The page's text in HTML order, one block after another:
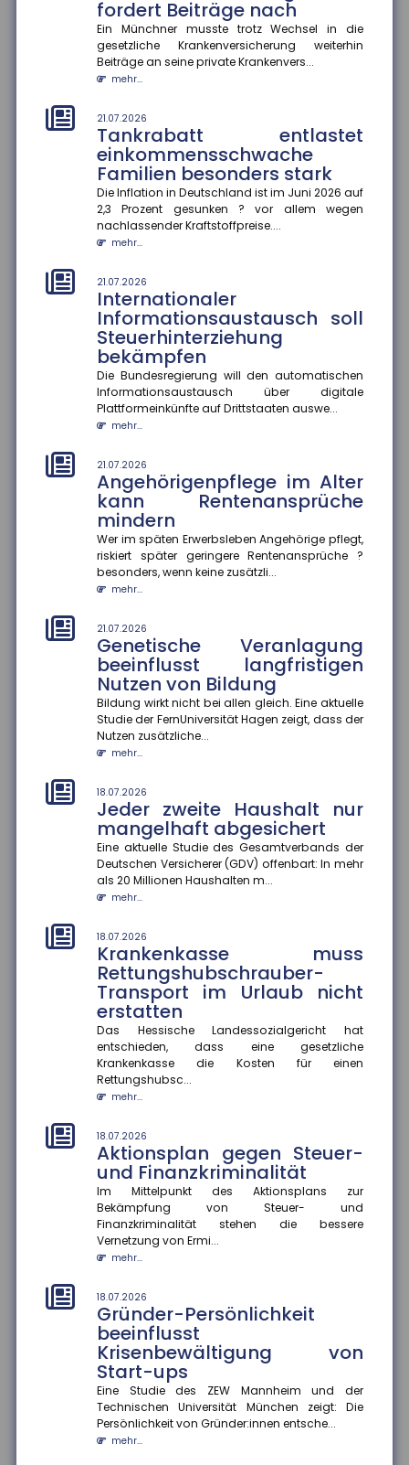
fordert Beiträge nach
Ein Münchner musste trotz Wechsel in die
gesetzliche Krankenversicherung weiterhin
Beiträge an seine private Krankenvers...
mehr...
21.07.2026
Tankrabatt entlastet
einkommensschwache
Familien besonders stark
Die Inflation in Deutschland ist im Juni 2026 auf
2,3 Prozent gesunken ? vor allem wegen
nachlassender Kraftstoffpreise....
mehr...
21.07.2026
Internationaler
Informationsaustausch soll
Steuerhinterziehung
bekämpfen
Die Bundesregierung will den automatischen
Informationsaustausch über digitale
Plattformeinkünfte auf Drittstaaten auswe...
mehr...
21.07.2026
Angehörigenpflege im Alter
kann Rentenansprüche
mindern
Wer im späten Erwerbsleben Angehörige pflegt,
riskiert später geringere Rentenansprüche ?
besonders, wenn keine zusätzli...
mehr...
21.07.2026
Genetische Veranlagung
beeinflusst langfristigen
Nutzen von Bildung
Bildung wirkt nicht bei allen gleich. Eine aktuelle
Studie der FernUniversität Hagen zeigt, dass der
Nutzen zusätzliche...
mehr...
18.07.2026
Jeder zweite Haushalt nur
mangelhaft abgesichert
Eine aktuelle Studie des Gesamtverbands der
Deutschen Versicherer (GDV) offenbart: In mehr
als 20 Millionen Haushalten m...
mehr...
18.07.2026
Krankenkasse muss
Rettungshubschrauber-
Transport im Urlaub nicht
erstatten
Das Hessische Landessozialgericht hat
entschieden, dass eine gesetzliche
Krankenkasse die Kosten für einen
Rettungshubsc...
mehr...
18.07.2026
Aktionsplan gegen Steuer-
und Finanzkriminalität
Im Mittelpunkt des Aktionsplans zur
Bekämpfung von Steuer- und
Finanzkriminalität stehen die bessere
Vernetzung von Ermi...
mehr...
18.07.2026
Gründer-Persönlichkeit
beeinflusst
Krisenbewältigung von
Start-ups
Eine Studie des ZEW Mannheim und der
Technischen Universität München zeigt: Die
Persönlichkeit von Gründer:innen entsche...
mehr...
mehr...
18.07.2026
Jeder zweite Haushalt nur
mangelhaft abgesichert
Deutschen Versicherer (GDV) offenbart: In mehr als
20 Millionen Haushalten m...
mehr...
18.07.2026
Krankenkasse muss
Rettungshubschrauber-
Transport im Urlaub nicht
Das Hessische Landessozialgericht hat entschieden,
dass eine gesetzliche Krankenkasse die Kosten für
einen Rettungshubsc...
mehr...
18.07.2026
Aktionsplan gegen Steuer- und
Finanzkriminalität
Im Mittelpunkt des Aktionsplans zur Bekämpfung von
Vernetzung von Ermi...
mehr...
18.07.2026
Gründer-Persönlichkeit
beeinflusst Krisenbewältigung
von Start-ups
Eine Studie des ZEW Mannheim und der Technischen
Gründer:innen entsche...
mehr...
18.07.2026
Wohnungseigentümer können
Einbau von Klima-Splitgeräten
verlangen
Der Bundesgerichtshof hat entschieden, dass
Voraussetzungen den Einbau eines Klima-S...
mehr...
18.07.2026
Gesundheitskampagnen zu
Hitze in Europa
Extreme Hitzeperioden nehmen in Europa zu. Eine
Kommunikationskampagnen zum Hitzeschut...
mehr...
14.07.2026
Wer haftet bei grob
verkehrswidriger E-Scooter-
Nutzung?
Das Amtsgericht München hat entschieden, dass bei
grob verkehrswidriger Nutzung eines E-Scooters der
Fahrer im Falle ein...
14.07.2026
Stärkere Fluggastrechte
Der Rat der Europäischen Union hat neue
Rechtsvorschriften beschlossen, die Fluggastrechte
vereinfachen, präzisieren und...
mehr...
Fünf Jahre nach der Ahrtalflut:
Versicherer fordern mehr
Tempo bei Prävention und
Klimafolgenanpassung
Fünf Jahre nach der verheerenden Flutkatastrophe im
Ahrtal warnt der Gesamtverband der Deutschen
Versicherer (GDV) davor...
mehr...